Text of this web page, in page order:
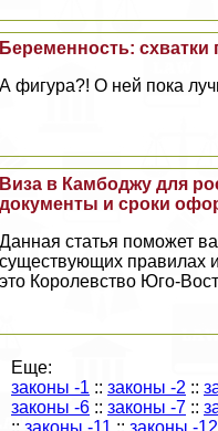
Беременность: схватки
А фигура?! О ней пока
Виза в Камбоджу для
документы и сроки
Данная статья поможет
существующих правилах
это Королевство Юго-
Еще:
законы -1 :: законы -2 ::
законы -6 :: законы -7 ::
:: законы -11 :: законы -12